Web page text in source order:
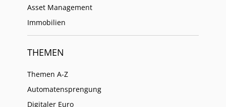
Asset Management
Immobilien
THEMEN
Themen A-Z
Automatensprengung
Digitaler Euro